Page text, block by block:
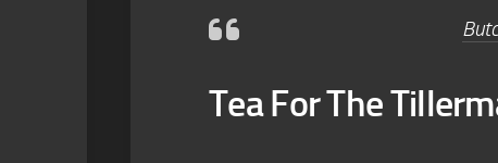
Tea For The